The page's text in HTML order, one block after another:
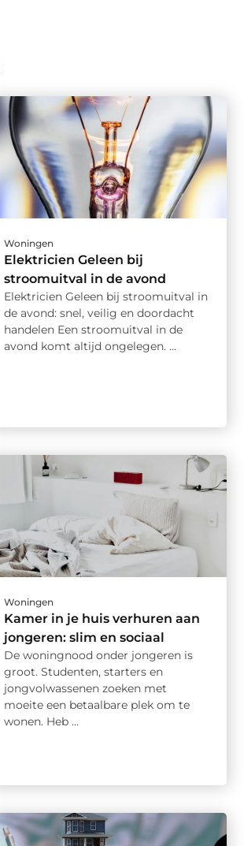
Woningen
Elektricien Geleen bij
stroomuitval in de avond
Elektricien Geleen bij stroomuitval in
de avond: snel, veilig en doordacht
handelen Een stroomuitval in de
avond komt altijd ongelegen. ...
Woningen
Kamer in je huis verhuren aan
jongeren: slim en sociaal
De woningnood onder jongeren is
groot. Studenten, starters en
jongvolwassenen zoeken met
moeite een betaalbare plek om te
wonen. Heb ...